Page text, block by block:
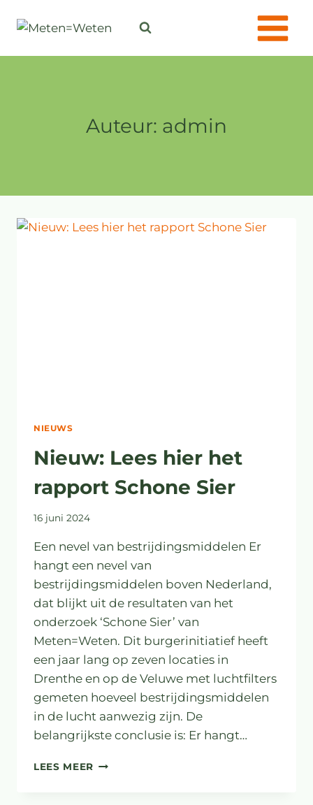
naar
Auteur: admin
NIEUWS
Nieuw: Lees hier het
rapport Schone Sier
16 juni 2024
Een nevel van bestrijdingsmiddelen Er
hangt een nevel van
bestrijdingsmiddelen boven Nederland,
dat blijkt uit de resultaten van het
onderzoek ‘Schone Sier’ van
Meten=Weten. Dit burgerinitiatief heeft
een jaar lang op zeven locaties in
Drenthe en op de Veluwe met luchtfilters
gemeten hoeveel bestrijdingsmiddelen
in de lucht aanwezig zijn. De
belangrijkste conclusie is: Er hangt…
LEES MEER NIEUW: